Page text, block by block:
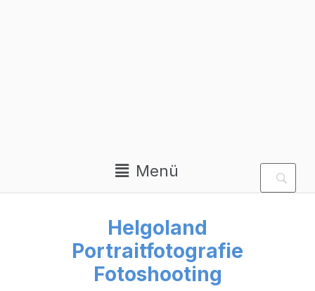
Menü
Helgoland
Portraitfotografie
Fotoshooting